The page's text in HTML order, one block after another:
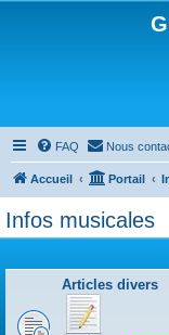
FAQ Nous
Accueil Portail
Infos musicales
Articles divers